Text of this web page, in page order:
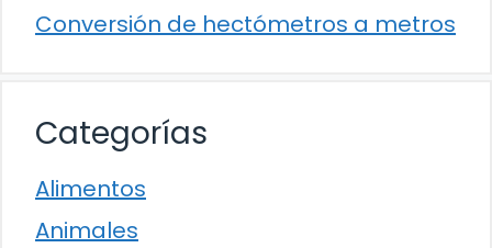
Conversión de hectómetros a metros
Categorías
Alimentos
Animales